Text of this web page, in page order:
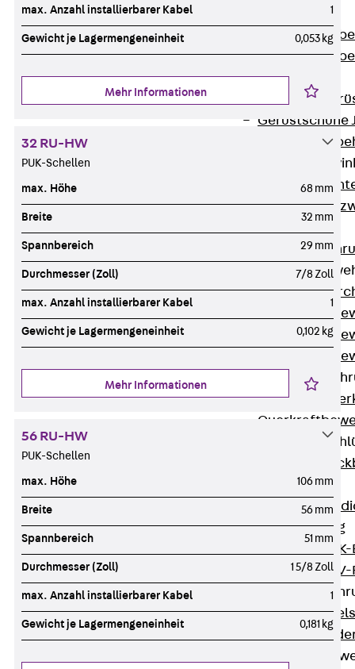
Gerüstschuhe
Zurück
Gerüstschuhe
Zurück
Zurück
Zurück
FERBOX®
GFK-Bewehrung
FIBERNOX®
Zurück
max. Anzahl installierbarer Kabel 1
Gewicht je Lagermengeneinheit 0,053 kg
Mehr Informationen
32 RU-HW
PUK-Schellen
max. Höhe 68 mm
Breite 32 mm
Spannbereich 29 mm
Durchmesser (Zoll) 7/8 Zoll
max. Anzahl installierbarer Kabel 1
Gewicht je Lagermengeneinheit 0,102 kg
Mehr Informationen
56 RU-HW
PUK-Schellen
max. Höhe 106 mm
Breite 56 mm
Spannbereich 51 mm
Durchmesser (Zoll) 1 5/8 Zoll
max. Anzahl installierbarer Kabel 1
Gewicht je Lagermengeneinheit 0,181 kg